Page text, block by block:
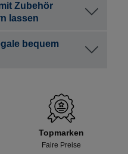
Zubehör
lassen
bequem
Topmarken
Faire Preise